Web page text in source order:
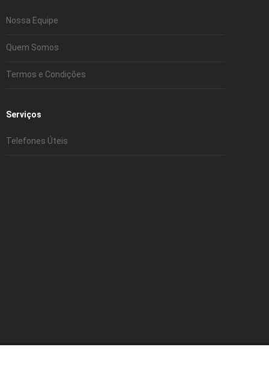
Nossa Equipe
Quem Somos
Termos e Condições
Serviços
Telefones Úteis